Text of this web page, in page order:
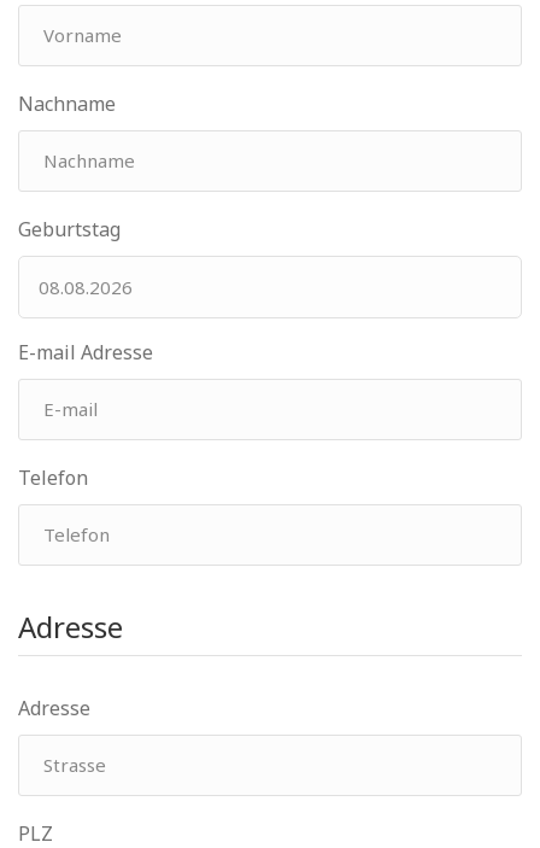
Nachname
Geburtstag
E-mail Adresse
Telefon
Adresse
Adresse
PLZ